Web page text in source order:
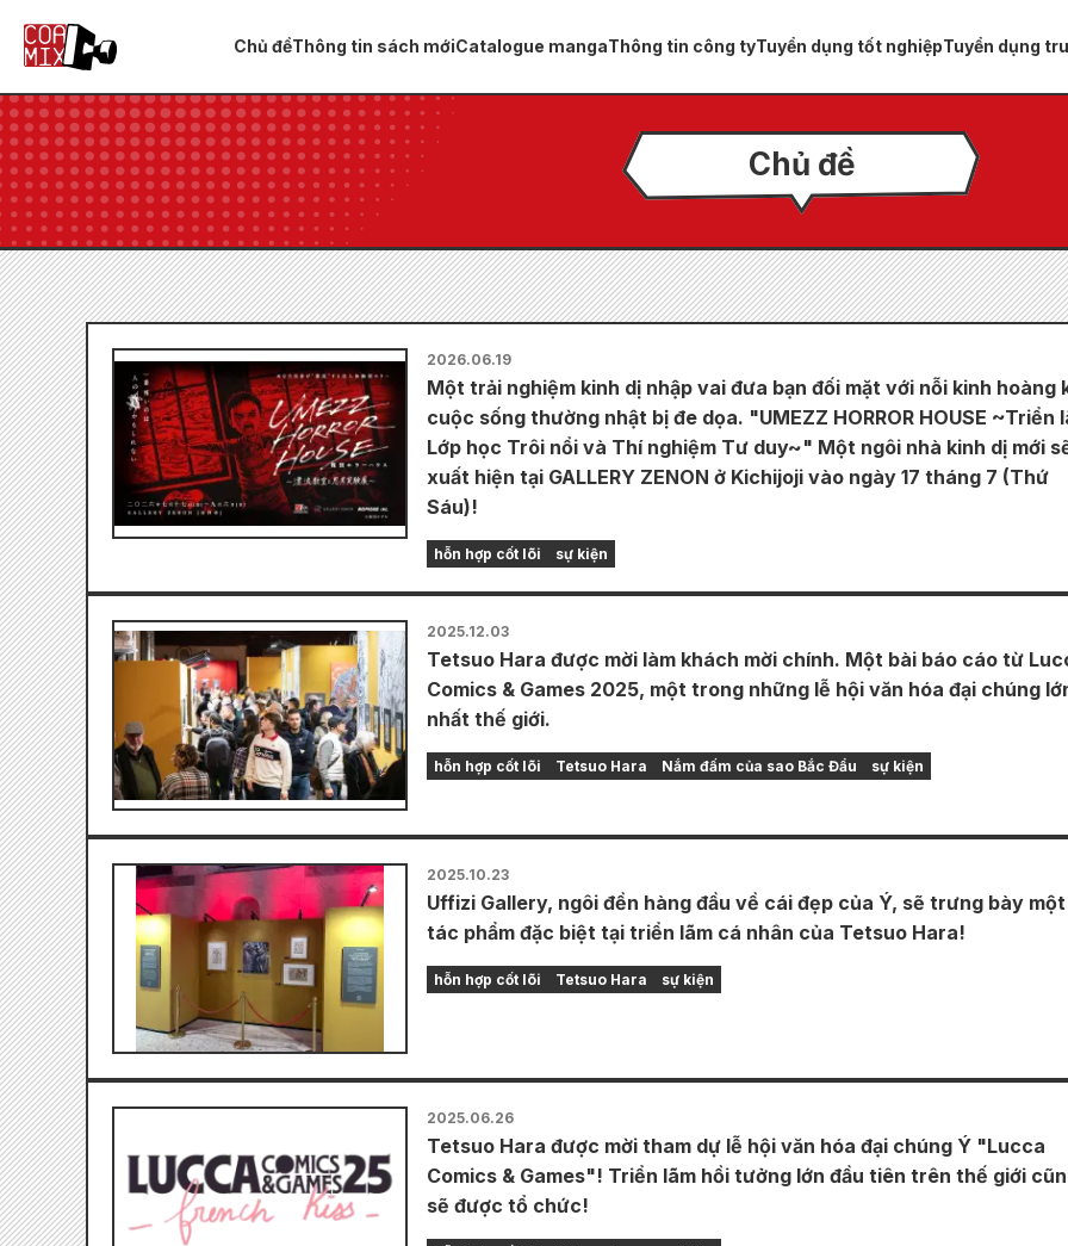
Chủ đềThông tin sách mớiCatalogue mangaThông tin công tyTuyển dụng tốt nghiệpTuyển dụng
Chủ đề
2026.06.19
Một trải nghiệm kinh dị nhập vai đưa bạn đối mặt với nỗi kinh hoàng
cuộc sống thường nhật bị đe dọa. "UMEZZ HORROR HOUSE ~Triển
Lớp học Trôi nổi và Thí nghiệm Tư duy~" Một ngôi nhà kinh dị mới
xuất hiện tại GALLERY ZENON ở Kichijoji vào ngày 17 tháng 7 (Thứ
Sáu)!
hỗn hợp cốt lõi sự kiện
2025.12.03
Tetsuo Hara được mời làm khách mời chính. Một bài báo cáo từ
Comics & Games 2025, một trong những lễ hội văn hóa đại chúng
nhất thế giới.
hỗn hợp cốt lõi Tetsuo Hara Nắm đấm của sao Bắc Đẩu sự kiện
2025.10.23
Uffizi Gallery, ngôi đền hàng đầu về cái đẹp của Ý, sẽ trưng bày một
tác phẩm đặc biệt tại triển lãm cá nhân của Tetsuo Hara!
hỗn hợp cốt lõi Tetsuo Hara sự kiện
2025.06.26
Tetsuo Hara được mời tham dự lễ hội văn hóa đại chúng Ý "Lucca
Comics & Games"! Triển lãm hồi tưởng lớn đầu tiên trên thế giới
sẽ được tổ chức!